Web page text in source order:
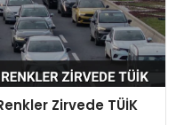
Zirvede TÜİK